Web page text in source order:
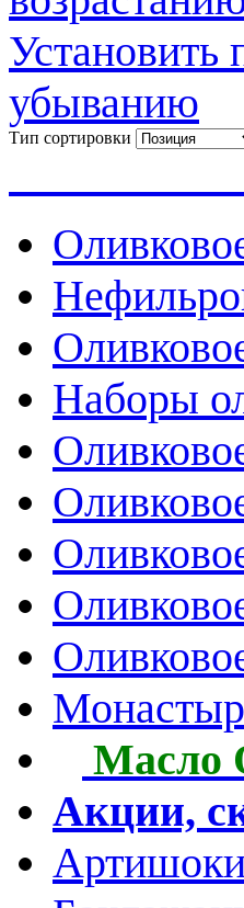
Тип сортировки
Наборы
Масло
Акции,